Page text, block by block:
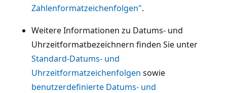
Zahlenformatzeichenfolgen".
Weitere Informationen zu Datums- und
Uhrzeitformatbezeichnern finden Sie unter
Standard-Datums- und
Uhrzeitformatzeichenfolgen sowie
benutzerdefinierte Datums- und